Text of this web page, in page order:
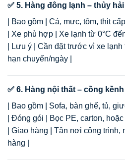
✅ 5. Hàng đông lạnh – thủy
| Bao gồm | Cá, mực, tôm, thịt
| Xe phù hợp | Xe lạnh từ 0°C đến
| Lưu ý | Cần đặt trước vì xe
hạn chuyến/ngày |
✅ 6. Hàng nội thất – cồng kềnh
| Bao gồm | Sofa, bàn ghế, tủ,
| Đóng gói | Bọc PE, carton, hoặc
| Giao hàng | Tận nơi công trình,
hàng |